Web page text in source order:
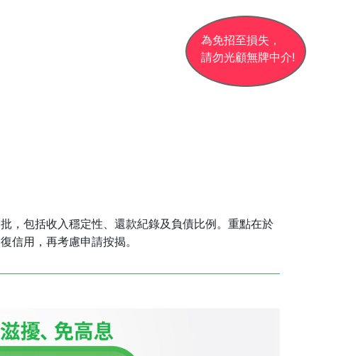
，包括收入穩定性、還款紀錄及負債比例。重點在於
信用，再考慮申請按揭。
為免招至損失，
請勿光顧無牌中介!